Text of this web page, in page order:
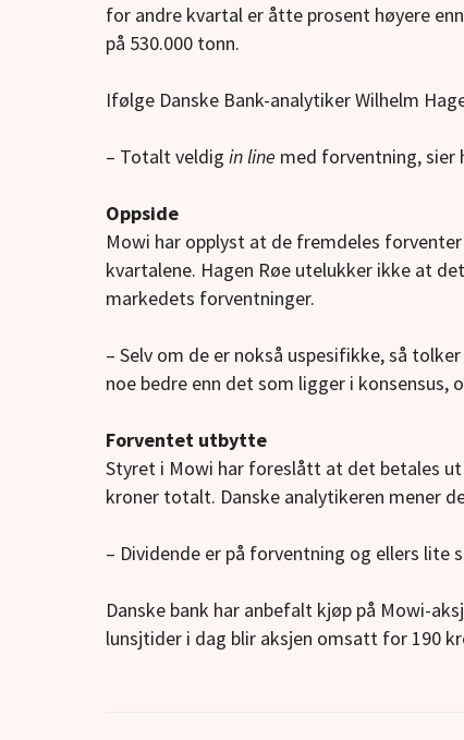
for andre kvartal er åtte prosent høyere
på 530.000 tonn.
Ifølge Danske Bank-analytiker Wilhelm
– Totalt veldig in line med forventning, sier
Oppside
Mowi har opplyst at de fremdeles
kvartalene. Hagen Røe utelukker ikke at
markedets forventninger.
– Selv om de er nokså uspesifikke, så
noe bedre enn det som ligger i konsensus,
Forventet utbytte
Styret i Mowi har foreslått at det betales
kroner totalt. Danske analytikeren mener
– Dividende er på forventning og ellers lite
Danske bank har anbefalt kjøp på Mowi-
lunsjtider i dag blir aksjen omsatt for 190